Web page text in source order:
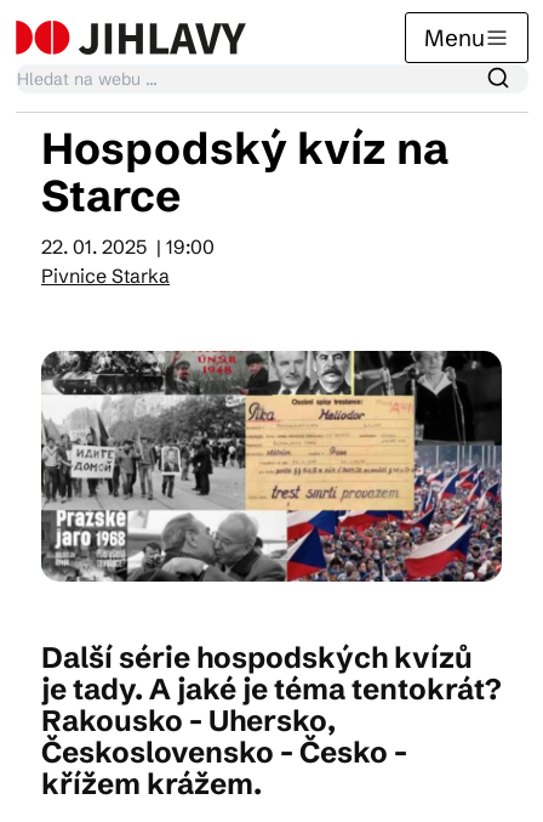
Menu
Kalendář akcí
Tradiční akce
Články
Suvenýry
Praktické info
CS EN DE
Hospodský kvíz na
Starce
22. 01. 2025 | 19:00
Pivnice Starka
Další série hospodských kvízů
je tady. A jaké je téma tentokrát?
Rakousko - Uhersko,
Československo - Česko -
křížem krážem.